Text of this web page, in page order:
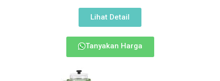
Lihat Detail
Tanyakan Harga